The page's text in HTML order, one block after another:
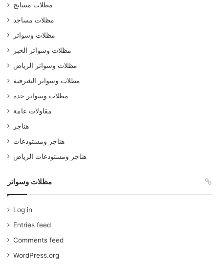
مظلات مسابح
مظلات مساجد
مظلات وسواتر
مظلات وسواتر الخبر
مظلات وسواتر الرياض
مظلات وسواتر الشرقية
مظلات وسواتر جدة
مقاولات عامة
هناجر
هناجر ومستودعات
هناجر ومستودعات الرياض
مظلات وسواتر
Log in
Entries feed
Comments feed
WordPress.org